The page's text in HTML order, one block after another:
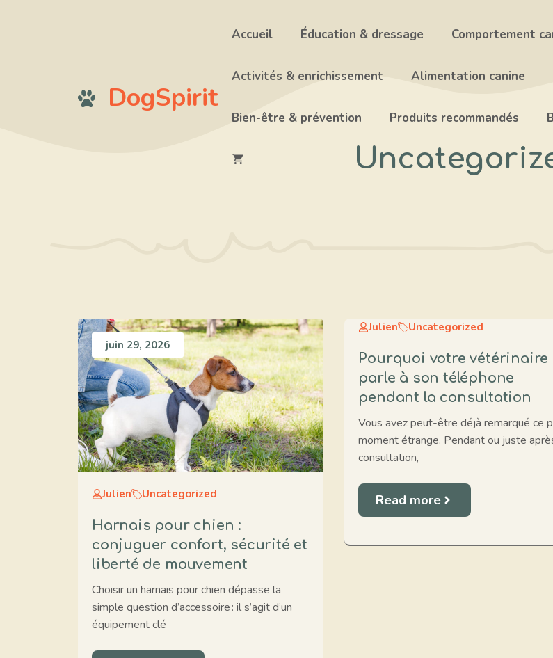
DogSpirit
Accueil Éducation & dressage Comportement
Activités & enrichissement Alimentation canine
Bien-être & prévention Produits recommandés
juin 29, 2026
Julien Uncategorized
Harnais pour chien :
conjuguer confort, sécurité et
liberté de mouvement
Choisir un harnais pour chien dépasse la
simple question d’accessoire : il s’agit d’un
équipement clé
Julien Uncategorized
Pourquoi votre vétérinaire
parle à son téléphone
pendant la consultation
Vous avez peut-être déjà remarqué ce
moment étrange. Pendant ou juste
consultation,
Read more